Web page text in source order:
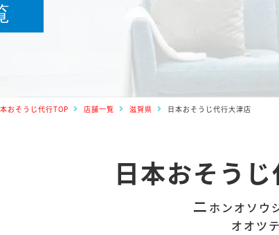
おそうじ代行TOP 店舗一覧 滋賀県 日本おそうじ代行大津店
日本おそう
ニ ホンオソウ
オオツ